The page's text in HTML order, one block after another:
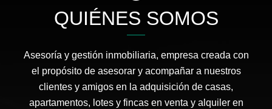
QUIÉNES SOMOS
Asesoría y gestión inmobiliaria, empresa creada con
el propósito de asesorar y acompañar a nuestros
clientes y amigos en la adquisición de casas,
apartamentos, lotes y fincas en venta y alquiler en